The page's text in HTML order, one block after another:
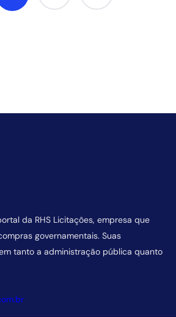
da RHS Licitações, empresa que
governamentais. Suas
tanto a administração pública quanto